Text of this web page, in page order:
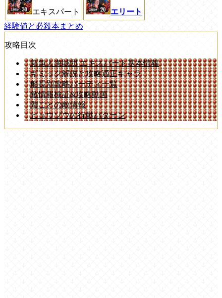
エキスパート
エリート
経験値と必殺本まとめ
攻略目次
新魚人海賊団 エキスパート基本情報
ギミック解説と攻略適正キャラ
船長別攻略パーティ一覧
敵情報検証&攻略動画
階ごとの敵情報
ヒョウゾウの行動パターン